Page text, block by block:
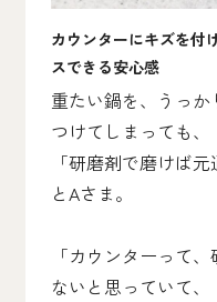
カウンターにキズを付
スできる安心感
重たい鍋を、うっ
つけてしまっても、
「研磨剤で磨けば元
とAさま。
「カウンターって
ないと思っていて